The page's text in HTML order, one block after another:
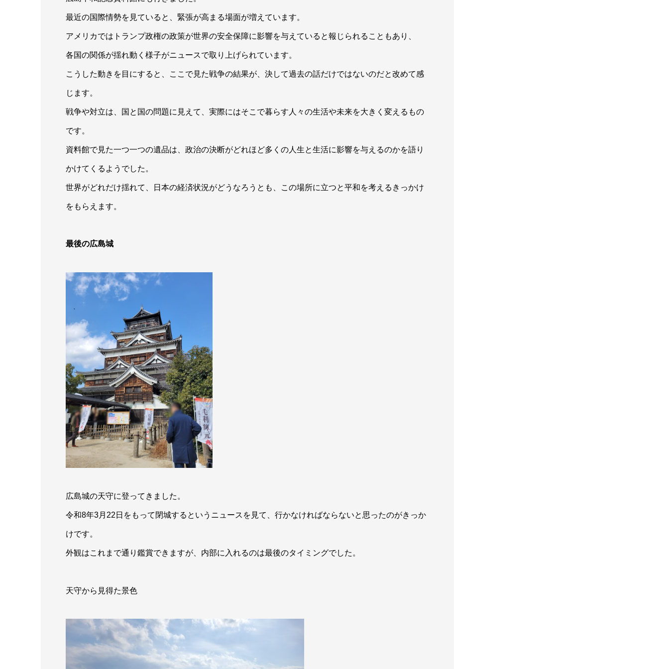
最近の国際情勢を見ていると、緊張が高まる場面が増えています。
アメリカではトランプ政権の政策が世界の安全保障に影響を与えていると報じられることもあり、
各国の関係が揺れ動く様子がニュースで取り上げられています。
こうした動きを目にすると、ここで見た戦争の結果が、決して過去の話だけではないのだと改めて感
じます。
戦争や対立は、国と国の問題に見えて、実際にはそこで暮らす人々の生活や未来を大きく変えるもの
です。
資料館で見た一つ一つの遺品は、政治の決断がどれほど多くの人生と生活に影響を与えるのかを語り
かけてくるようでした。
世界がどれだけ揺れて、日本の経済状況がどうなろうとも、この場所に立つと平和を考えるきっかけ
をもらえます。
最後の広島城
広島城の天守に登ってきました。
令和8年3月22日をもって閉城するというニュースを見て、行かなければならないと思ったのがきっか
けです。
外観はこれまで通り鑑賞できますが、内部に入れるのは最後のタイミングでした。
天守から見得た景色